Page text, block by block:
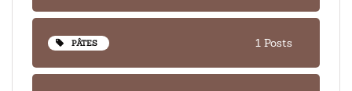
PÂTES 1 Posts